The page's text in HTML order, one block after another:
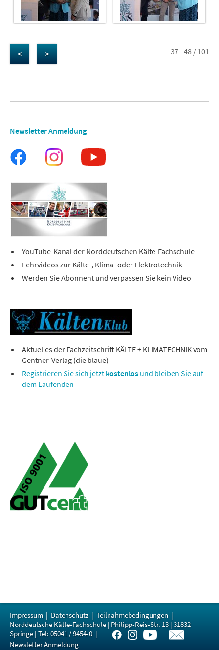
< > 37 - 48 / 101
Newsletter Anmeldung
YouTube-Kanal der Norddeutschen Kälte-Fachschule
Lehrvideos zur Kälte-, Klima- oder Elektrotechnik
Werden Sie Abonnent und verpassen Sie kein Video
Aktuelles der Fachzeitschrift KÄLTE + KLIMATECHNIK vom
Gentner-Verlag (die blaue)
Registrieren Sie sich jetzt kostenlos und bleiben Sie auf
dem Laufenden
Impressum| Datenschutz| Teilnahmebedingungen |
Norddeutsche Kälte-Fachschule | Philipp-Reis-Str. 13 | 31832
Springe | Tel: 05041 / 9454-0 |
Newsletter Anmeldung